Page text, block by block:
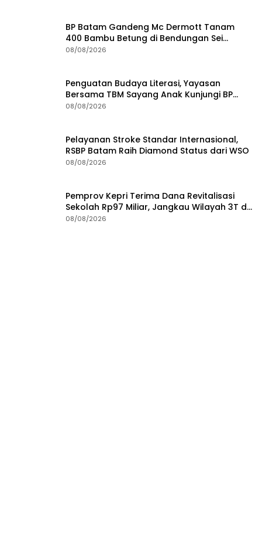
BP Batam Gandeng Mc Dermott Tanam
400 Bambu Betung di Bendungan Sei
Nongsa
08/08/2026
Penguatan Budaya Literasi, Yayasan
Bersama TBM Sayang Anak Kunjungi BP
Batam
08/08/2026
Pelayanan Stroke Standar Internasional,
RSBP Batam Raih Diamond Status dari WSO
08/08/2026
Pemprov Kepri Terima Dana Revitalisasi
Sekolah Rp97 Miliar, Jangkau Wilayah 3T di
Kepri
08/08/2026